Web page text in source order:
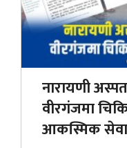
नारायणी
वीरगंजमा
आकस्मिक